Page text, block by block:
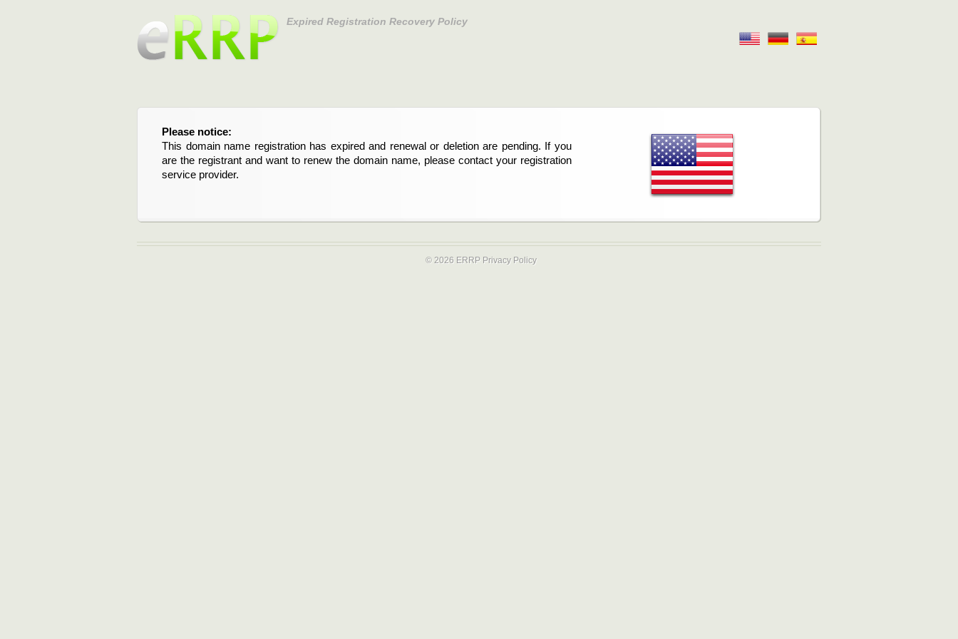
Expired Registration Recovery Policy
Please notice:
This domain name registration has expired and renewal or deletion are pending. If you
are the registrant and want to renew the domain name, please contact your registration
service provider.
Bitte beachten Sie:
Diese Domainregistrierung ist abgelaufen und die Verlängerung oder Löschung der
Domain stehen an. Wenn Sie der Registrant sind und die Domainregistrierung
verlängern möchten, kontaktieren Sie bitte Ihren Service-Provider.
© 2026 ERRP Privacy Policy